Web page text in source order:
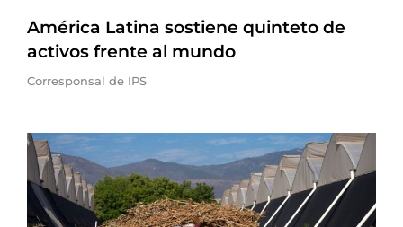
América Latina sostiene quinteto de
activos frente al mundo
Corresponsal de IPS